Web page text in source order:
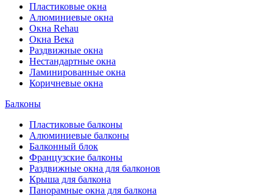
Пластиковые окна
Алюминиевые окна
Окна Rehau
Окна Века
Раздвижные окна
Нестандартные окна
Ламинированные окна
Коричневые окна
Балконы
Пластиковые балконы
Алюминиевые балконы
Балконный блок
Французские балконы
Раздвижные окна для балконов
Крыша для балкона
Панорамные окна для балкона